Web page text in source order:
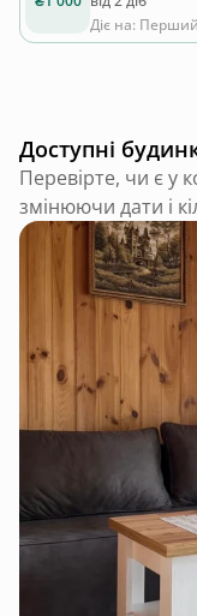
Діє на: Перший
Доступні
Перевірте, чи є у
змінюючи дати і